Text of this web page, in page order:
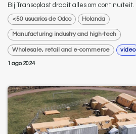
Bij Transoplast draait alles om
<50 usuarios de Odoo Holanda
Manufacturing industry and high-tech
Wholesale, retail and e-commerce video
1 ago 2024